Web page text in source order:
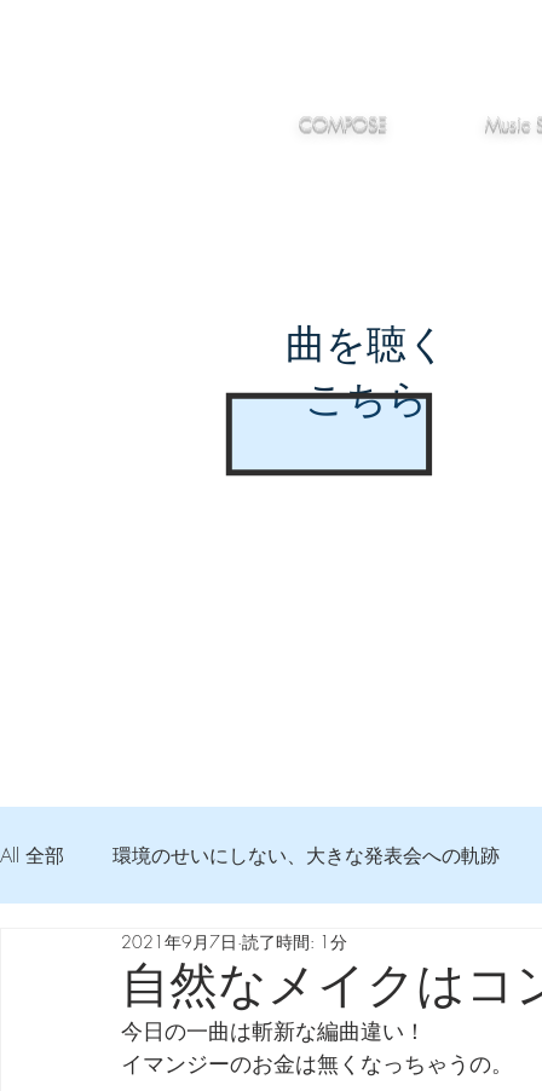
COMPOSE Music
曲を聴く
こちら
All 全部 環境のせいにしない、大きな発表会への軌跡
弦交換の記録 DTM 始める 知っておきたいコト
Imanjy Studio 使われているモノ 食べんじーの美味
自然なメイクはコ
2021年9月7日 読了時間: 1分
今日の一曲は斬新な編曲違い！
イマンジーのお金は無くなっちゃうの。